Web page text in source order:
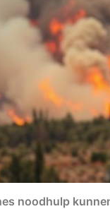
noodhulp